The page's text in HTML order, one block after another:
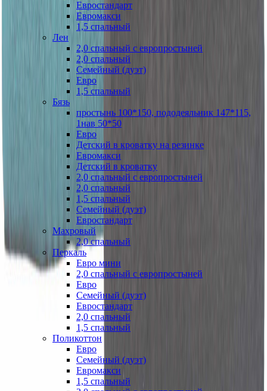
Евростандарт
Евромакси
1,5 спальный
Лен
2,0 спальный с европростыней
2,0 спальный
Семейный (дуэт)
Евро
1,5 спальный
Бязь
простынь 100*150, пододеяльник 147*115,
1нав 50*50
Евро
Детский в кроватку на резинке
Евромакси
Детский в кроватку
2,0 спальный с европростыней
2,0 спальный
1,5 спальный
Семейный (дуэт)
Евростандарт
Махровый
2,0 спальный
Перкаль
Евро мини
2,0 спальный с европростыней
Евро
Семейный (дуэт)
Евростандарт
2,0 спальный
1,5 спальный
Поликоттон
Евро
Семейный (дуэт)
Евромакси
1,5 спальный